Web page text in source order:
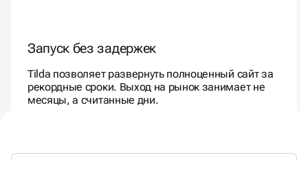
Запуск без задержек
Tilda позволяет развернуть полноценный сайт за
рекордные сроки. Выход на рынок занимает не
месяцы, а считанные дни.